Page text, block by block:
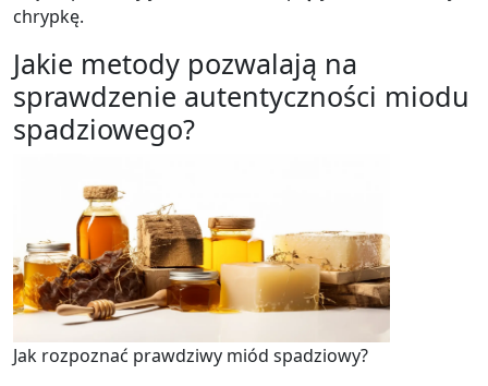
chrypkę.
Jakie metody pozwalają na
sprawdzenie autentyczności miodu
spadziowego?
Jak rozpoznać prawdziwy miód spadziowy?